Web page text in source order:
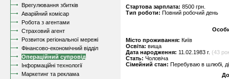
Врегулювання збитків
Аварійний комісар
Робота з агентами
Страховий агент
Розвиток регіональної мережі
Фінансово-економічний відділ
Операційний супровід
Інформаційні технології
Маркетинг та реклама
Стартова зарплата: 8500 грн.
Тип роботи: Повний робочий день
Місто проживання: Київ
Освіта: вища
Дата народження: 11.02.1983 г. (43
Стать: Чоловіча
Сімейний стан: Перебуваю в шлюбі,